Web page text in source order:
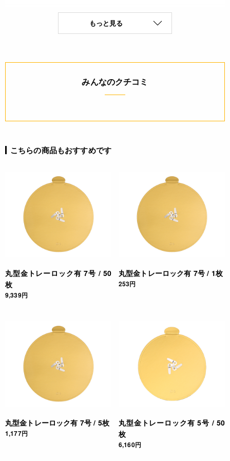
もっと見る
みんなのクチコミ
こちらの商品もおすすめです
丸型金トレーロック有 7号 / 50
枚
9,339円
丸型金トレーロック有 7号 / 1枚
253円
丸型金トレーロック有 7号 / 5枚
1,177円
丸型金トレーロック有 5号 / 50
枚
6,160円